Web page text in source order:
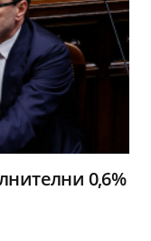
0,6%